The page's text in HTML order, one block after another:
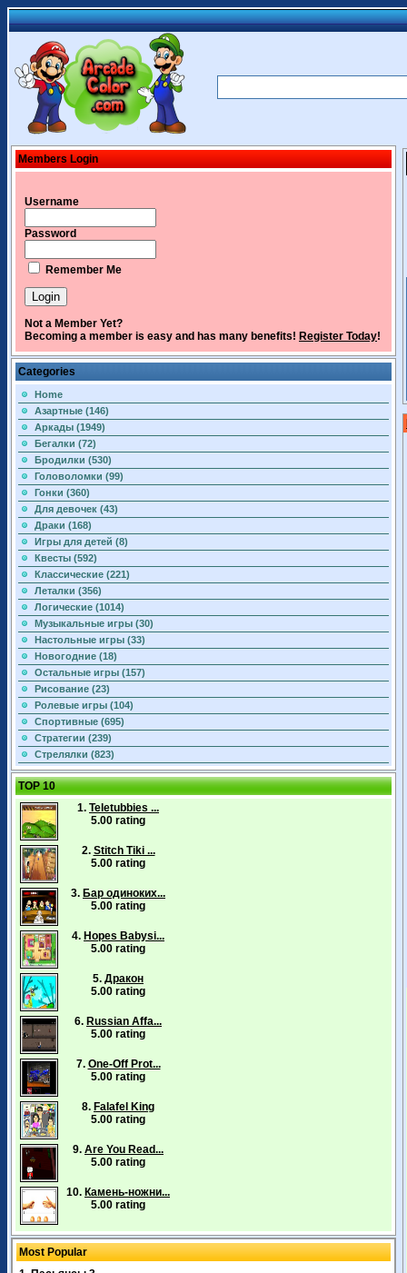
Members Login
Username
Password
Remember Me
Not a Member Yet?
Becoming a member is easy and has many benefits! Register Today!
Categories
Home
Азартные (146)
Аркады (1949)
Бегалки (72)
Бродилки (530)
Головоломки (99)
Гонки (360)
Для девочек (43)
Драки (168)
Игры для детей (8)
Квесты (592)
Классические (221)
Леталки (356)
Логические (1014)
Музыкальные игры (30)
Настольные игры (33)
Новогодние (18)
Остальные игры (157)
Рисование (23)
Ролевые игры (104)
Спортивные (695)
Стратегии (239)
Стрелялки (823)
TOP 10
1. Teletubbies ...
5.00 rating
2. Stitch Tiki ...
5.00 rating
3. Бар одиноких...
5.00 rating
4. Hopes Babysi...
5.00 rating
5. Дракон
5.00 rating
6. Russian Affa...
5.00 rating
7. One-Off Prot...
5.00 rating
8. Falafel King
5.00 rating
9. Are You Read...
5.00 rating
10. Камень-ножни...
5.00 rating
Most Popular